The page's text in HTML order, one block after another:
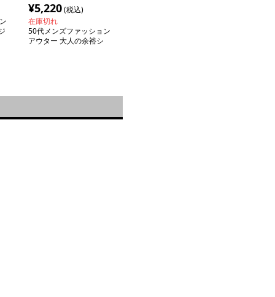
¥5,220(税込)
在庫切れ
50代メンズファッション
アウター 大人の余裕シ